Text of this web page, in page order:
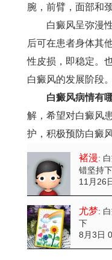
腕，前臂，面部和
白癜风呈弥漫性
后可在患者身体其
性皮损，即稳定。
白癜风的发展阶段
白癜风病情有
解，希望对白癜风
护，积极预防白癜
褚漫:
错坚持
11月26
尤梦:
下
8月3日